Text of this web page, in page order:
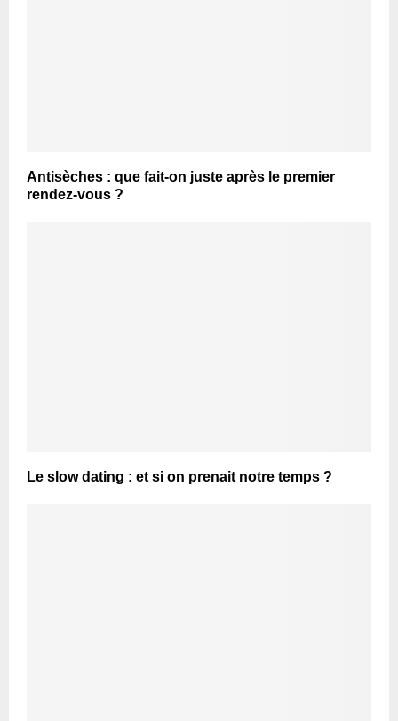
Antisèches : que fait-on juste après le premier
rendez-vous ?
Le slow dating : et si on prenait notre temps ?